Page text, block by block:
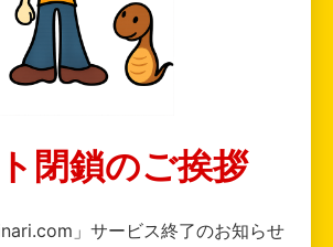
閉鎖のご挨拶
」サービス終了のお知らせ